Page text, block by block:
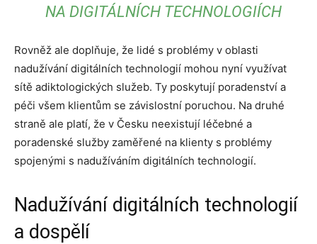
NA DIGITÁLNÍCH TECHNOLOGIÍCH
Rovněž ale doplňuje, že lidé s problémy v oblasti
nadužívání digitálních technologií mohou nyní využívat
sítě adiktologických služeb. Ty poskytují poradenství a
péči všem klientům se závislostní poruchou. Na druhé
straně ale platí, že v Česku neexistují léčebné a
poradenské služby zaměřené na klienty s problémy
spojenými s nadužíváním digitálních technologií.
Nadužívání digitálních technologií
a dospělí